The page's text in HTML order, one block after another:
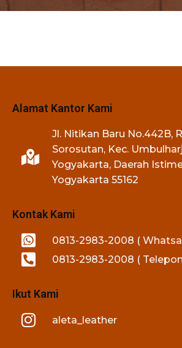
Alamat Kantor Kami
Jl. Nitikan Baru No.442B,
Sorosutan, Kec.
Yogyakarta, Daerah
Yogyakarta 55162
Kontak Kami
0813-2983-2008 (
0813-2983-2008 (
Ikut Kami
aleta_leather